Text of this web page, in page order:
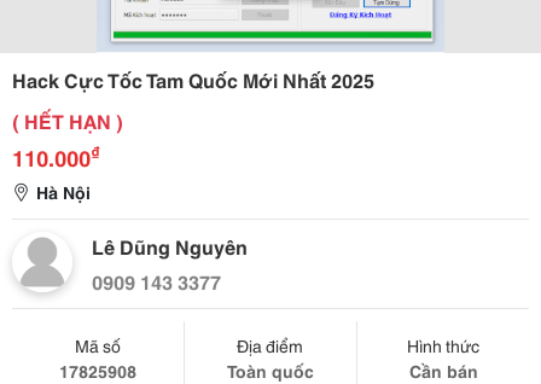
Hack Cực Tốc Tam Quốc Mới Nhất 2025
( HẾT HẠN )
110.000₫
Hà Nội
Lê Dũng Nguyên
0909 143 3377
Mã số
17825908
Địa điểm
Toàn quốc
Hình thức
Cần bán